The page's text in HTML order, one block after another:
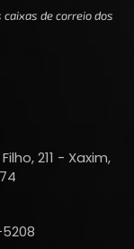
de correio dos
211 - Xaxim,